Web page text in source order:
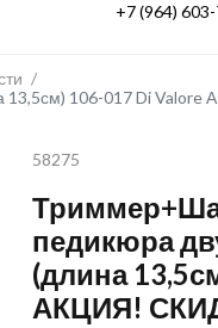
+7 (964)
/
13,5см) 106-017 Di
58275
педикюра
(длина
АКЦИЯ!